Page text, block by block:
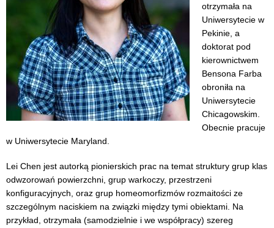
otrzymała na
Uniwersytecie w
Pekinie, a
doktorat pod
kierownictwem
Bensona Farba
obroniła na
Uniwersytecie
Chicagowskim.
Obecnie pracuje
w Uniwersytecie Maryland.
Lei Chen jest autorką pionierskich prac na temat struktury grup klas
odwzorowań powierzchni, grup warkoczy, przestrzeni
konfiguracyjnych, oraz grup homeomorfizmów rozmaitości ze
szczególnym naciskiem na związki między tymi obiektami. Na
przykład, otrzymała (samodzielnie i we współpracy) szereg